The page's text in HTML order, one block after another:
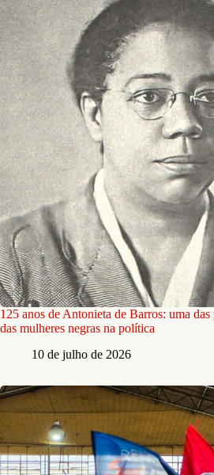
125 anos de Antonieta de Barros: uma das
das mulheres negras na política
10 de julho de 2026